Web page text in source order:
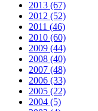
2013 (67)
2012 (52)
2011 (46)
2010 (60)
2009 (44)
2008 (40)
2007 (48)
2006 (33)
2005 (22)
2004 (5)